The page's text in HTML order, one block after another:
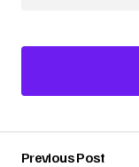
Previous Post